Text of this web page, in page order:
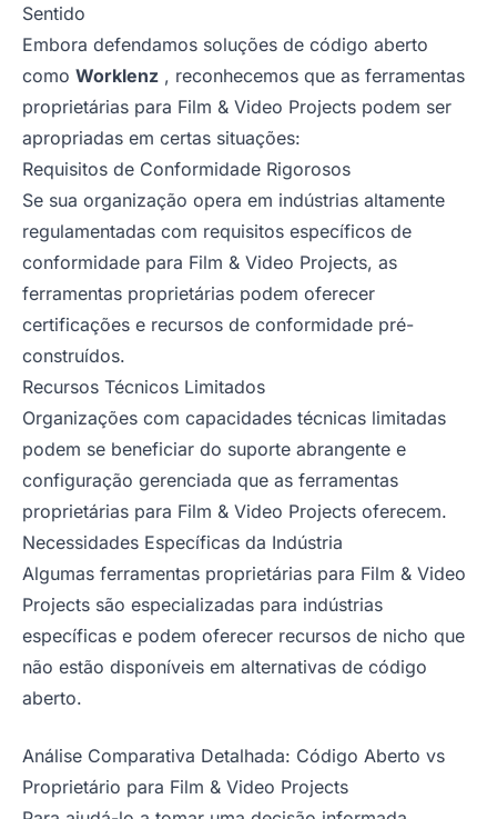
Sentido
Embora defendamos soluções de código aberto
como Worklenz , reconhecemos que as ferramentas
proprietárias para Film & Video Projects podem ser
apropriadas em certas situações:
Requisitos de Conformidade Rigorosos
Se sua organização opera em indústrias altamente
regulamentadas com requisitos específicos de
conformidade para Film & Video Projects, as
ferramentas proprietárias podem oferecer
certificações e recursos de conformidade pré-
construídos.
Recursos Técnicos Limitados
Organizações com capacidades técnicas limitadas
podem se beneficiar do suporte abrangente e
configuração gerenciada que as ferramentas
proprietárias para Film & Video Projects oferecem.
Necessidades Específicas da Indústria
Algumas ferramentas proprietárias para Film & Video
Projects são especializadas para indústrias
específicas e podem oferecer recursos de nicho que
não estão disponíveis em alternativas de código
aberto.
Análise Comparativa Detalhada: Código Aberto vs
Proprietário para Film & Video Projects